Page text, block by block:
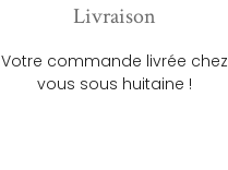
Livraison
Votre commande livrée chez
vous sous huitaine !